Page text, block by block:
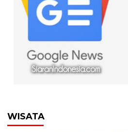
WISATA